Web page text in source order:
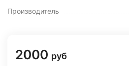
Производитель
2000 руб